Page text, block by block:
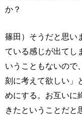
か？
篠田）そうだと思い
ている感じが出てし
いうこともないので
刻に考えて欲しい」
めにする。お互いに
きたということだと